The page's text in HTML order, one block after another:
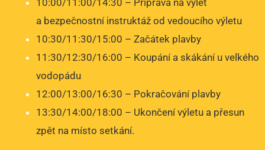
10:00/11:00/14:30 – Příprava na výlet
a bezpečnostní instruktáž od vedoucího výletu
10:30/11:30/15:00 – Začátek plavby
11:30/12:30/16:00 – Koupání a skákání u velkého
vodopádu
12:00/13:00/16:30 – Pokračování plavby
13:30/14:00/18:00 – Ukončení výletu a přesun
zpět na místo setkání.